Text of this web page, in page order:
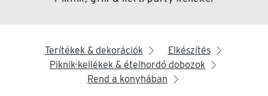
Terítékek & dekorációk arrow_right Elkészítés arrow_right
Piknik-kellékek & ételhordó dobozok arrow_right
Rend a konyhában arrow_right